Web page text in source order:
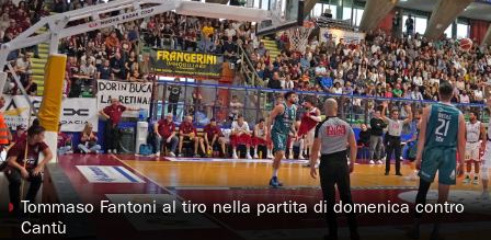
◗ Tommaso Fantoni al tiro nella partita di domenica contro
Cantù